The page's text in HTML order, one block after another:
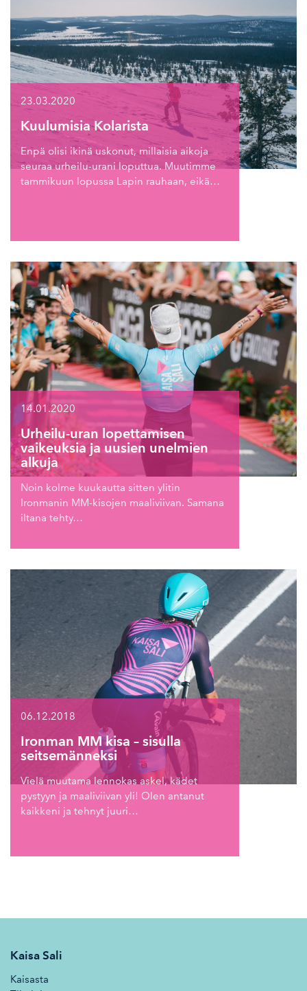
23.03.2020
Kuulumisia Kolarista
Enpä olisi ikinä uskonut, millaisia aikoja
seuraa urheilu-urani loputtua. Muutimme
tammikuun lopussa Lapin rauhaan, eikä…
14.01.2020
Urheilu-uran lopettamisen
vaikeuksia ja uusien unelmien
alkuja
Noin kolme kuukautta sitten ylitin
Ironmanin MM-kisojen maaliviivan. Samana
iltana tehty…
06.12.2018
Ironman MM kisa – sisulla
seitsemänneksi
Vielä muutama lennokas askel, kädet
pystyyn ja maaliviivan yli! Olen antanut
kaikkeni ja tehnyt juuri…
Kaisa Sali
Kaisasta